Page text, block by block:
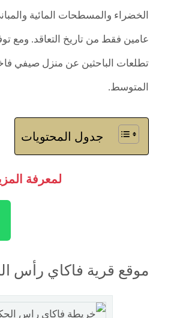
الخضراء والمسطحات المائية
عامين فقط من تاريخ التعاقد. ومع
تطلعات الباحثين عن منزل صيفي
المتوسط.
جدول المحتويات
لمعرفة
موقع قرية فاكاي رأس